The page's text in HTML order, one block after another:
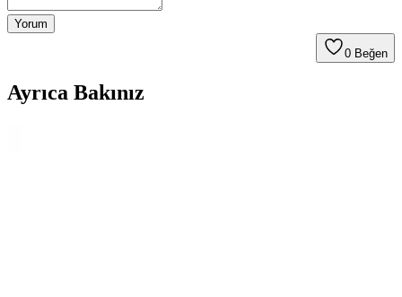
Yorum
0 Beğen
Ayrıca Bakınız